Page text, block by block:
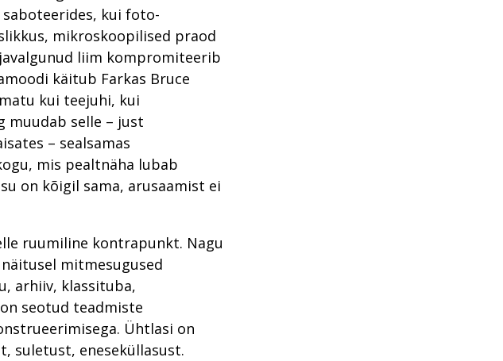
saboteerides, kui foto-
mikroskoopilised praod
liim kompromiteerib
käitub Farkas Bruce
kui teejuhi, kui
muudab selle – just
– sealsamas
mis pealtnäha lubab
on kõigil sama, arusaamist ei
ruumiline kontrapunkt. Nagu
mitmesugused
arhiiv, klassituba,
seotud teadmiste
Ühtlasi on
suletust, eneseküllasust.